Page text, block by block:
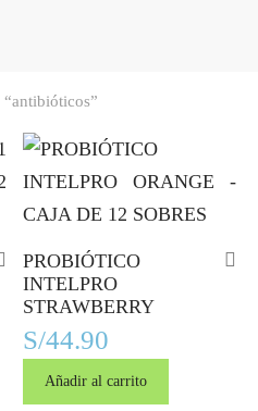
“antibióticos”
PROBIÓTICO
INTELPRO
STRAWBERRY
S/44.90
Añadir al carrito